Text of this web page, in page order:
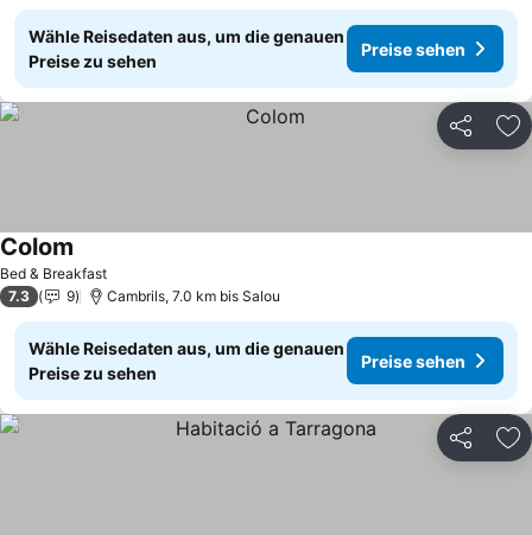
Wähle Reisedaten aus, um die genauen
Preise zu sehen
Preise sehen
Teilen
Bed & Breakfast
Colom
7.3 9 Cambrils, 7.0 km bis Salou
Wähle Reisedaten aus, um die genauen
Preise zu sehen
Preise sehen
Teilen